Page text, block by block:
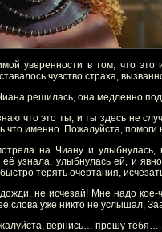
уверенности в том, что
чувство страха,
решилась, она медленно
что это ты, и ты здесь не
что именно. Пожалуйста,
на Чиану и улыбнулась,
её узнала, улыбнулась ей, и
терять очертания,
не исчезай! Мне надо
слова уже никто не услышал,
вернись… прошу